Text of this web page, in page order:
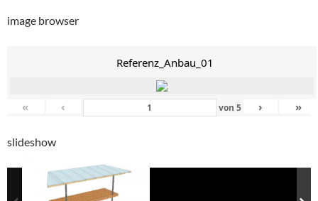
image browser
Referenz_Anbau_01
« ‹ von 5 › »
slideshow